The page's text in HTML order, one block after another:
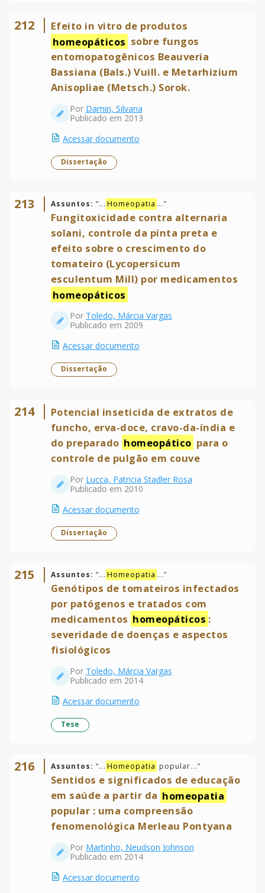
212
Efeito in vitro de produtos
homeopáticos sobre fungos
entomopatogênicos Beauveria
Bassiana (Bals.) Vuill. e Metarhizium
Anisopliae (Metsch.) Sorok.
Por Damin, Silvana
Publicado em 2013
Acessar documento
Dissertação
213 Assuntos: “... Homeopatia ...”
Fungitoxicidade contra alternaria
solani, controle da pinta preta e
efeito sobre o crescimento do
tomateiro (Lycopersicum
esculentum Mill) por medicamentos
homeopáticos
Por Toledo, Márcia Vargas
Publicado em 2009
Acessar documento
Dissertação
214
Potencial inseticida de extratos de
funcho, erva-doce, cravo-da-índia e
do preparado homeopático para o
controle de pulgão em couve
Por Lucca, Patricia Stadler Rosa
Publicado em 2010
Acessar documento
Dissertação
215 Assuntos: “... Homeopatia ...”
Genótipos de tomateiros infectados
por patógenos e tratados com
medicamentos homeopáticos :
severidade de doenças e aspectos
fisiológicos
Por Toledo, Márcia Vargas
Publicado em 2014
Acessar documento
Tese
216 Assuntos: “... Homeopatia popular...”
Sentidos e significados de educação
em saúde a partir da homeopatia
popular : uma compreensão
fenomenológica Merleau Pontyana
Por Martinho, Neudson Johnson
Publicado em 2014
Acessar documento